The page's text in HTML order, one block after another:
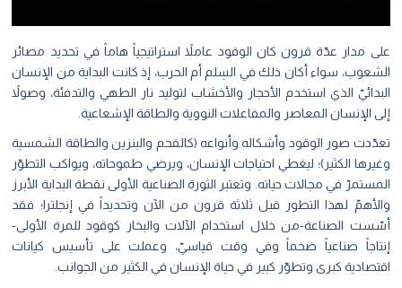
على مدار عدّة قرون كان الوقود عاملاً استراتيجياً هاماً في تحديد مصائر
الشعوب، سواء أكان ذلك في السِلم أم الحرب، إذ كانت البداية من الإنسان
البدائيّ الذي استخدم الأحجار والأخشاب لتوليد نار الطهي والتدفئة، وصولاً
إلى الإنسان المعاصر والمفاعلات النووية والطاقة الإشعاعية.
تعدّدت صور الوقود وأشكاله وأنواعه (كالفحم والبنزين والطاقة الشمسية
وغيرها الكثير)؛ ليغطي احتياجات الإنسان، ويرضي طموحاته، ويواكب التطوّر
المستمرّ في مجالات حياته. وتعتبر الثورة الصناعية الأولى نقطة البداية الأبرز
والأهمّ لهذا التطور قبل ثلاثة قرون من الآن وتحديداً في إنجلترا؛ فقد
أسّست الصناعة-من خلال استخدام الآلات والبخار كوقود للمرة الأولى-
إنتاجاً صناعياً ضخماً وفي وقت قياسيّ، وعملت على تأسيس كيانات
اقتصادية كبرى وتطوّر كبير في حياة الإنسان في الكثير من الجوانب.